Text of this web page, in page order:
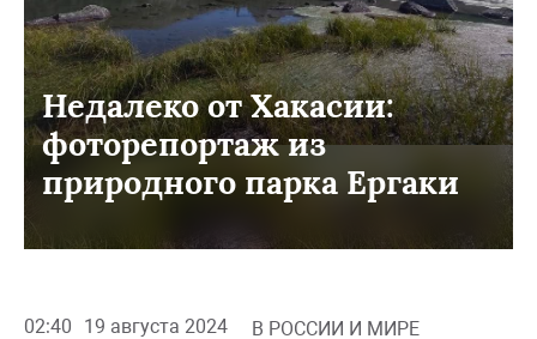
Недалеко от Хакасии:
фоторепортаж из
природного парка Ергаки
02:40 19 августа 2024 В РОССИИ И МИРЕ